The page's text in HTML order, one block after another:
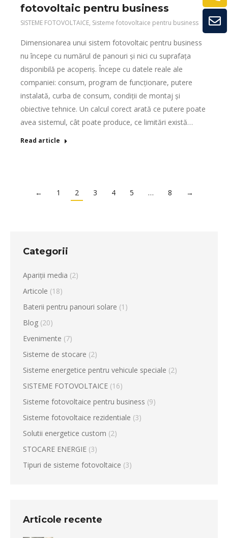
fotovoltaic pentru business
SISTEME FOTOVOLTAICE, Sisteme fotovoltaice pentru business
Dimensionarea unui sistem fotovoltaic pentru business
nu începe cu numărul de panouri și nici cu suprafața
disponibilă pe acoperiș. Începe cu datele reale ale
companiei: consum, program de funcționare, putere
instalată, curba de consum, condiții de montaj și
obiective tehnice. Un calcul corect arată ce putere poate
avea sistemul, cât poate produce, ce limitări există…
Read article
← 1 2 3 4 5 … 8 →
Categorii
Apariții media (2)
Articole (18)
Baterii pentru panouri solare (1)
Blog (20)
Evenimente (7)
Sisteme de stocare (2)
Sisteme energetice pentru vehicule speciale (2)
SISTEME FOTOVOLTAICE (16)
Sisteme fotovoltaice pentru business (9)
Sisteme fotovoltaice rezidentiale (3)
Solutii energetice custom (2)
STOCARE ENERGIE (3)
Tipuri de sisteme fotovoltaice (3)
Articole recente